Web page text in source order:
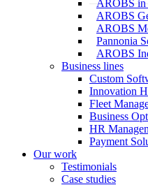
AROBS in
AROBS
AROBS
Pannonia
AROBS
Business lines
Custom
Innovation
Fleet
Business
HR
Payment
Our work
Testimonials
Case studies